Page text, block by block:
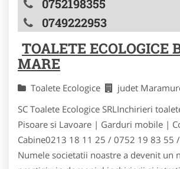
0752198355
0749222953
TOALETE ECOLOGICE
MARE
Toalete Ecologice judet
SC Toalete Ecologice SRLInchirieri
Pisoare si Lavoare | Garduri mobile |
Cabine0213 18 11 25 / 0752 19 83 55
Numele societatii noastre a devenit un